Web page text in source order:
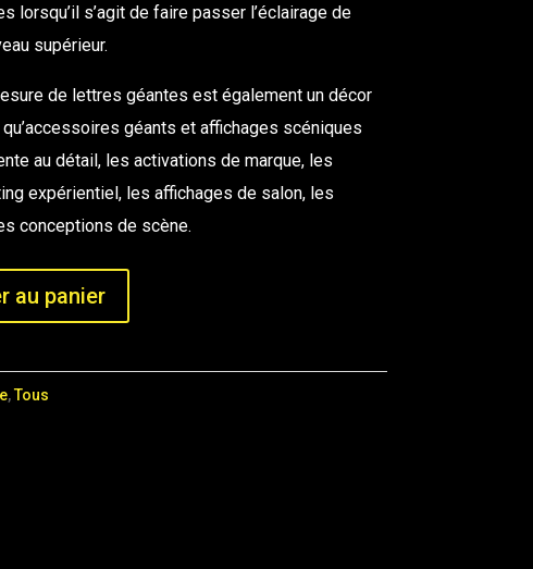
lorsqu’il s’agit de faire passer l’éclairage de
supérieur.
de lettres géantes est également un décor
géants et affichages scéniques
au détail, les activations de marque, les
expérientiel, les affichages de salon, les
conceptions de scène.
au panier
,Tous